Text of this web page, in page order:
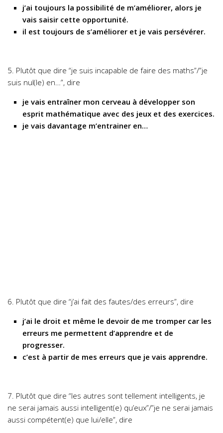
j’ai toujours la possibilité de m’améliorer, alors je
vais saisir cette opportunité.
il est toujours de s’améliorer et je vais persévérer.
5. Plutôt que dire “je suis incapable de faire des maths”/”je
suis nul(le) en…”, dire
je vais entraîner mon cerveau à développer son
esprit mathématique avec des jeux et des exercices.
je vais davantage m’entrainer en…
6. Plutôt que dire “j’ai fait des fautes/des erreurs”, dire
j’ai le droit et même le devoir de me tromper car les
erreurs me permettent d’apprendre et de
progresser.
c’est à partir de mes erreurs que je vais apprendre.
7. Plutôt que dire “les autres sont tellement intelligents, je
ne serai jamais aussi intelligent(e) qu’eux”/”je ne serai jamais
aussi compétent(e) que lui/elle”, dire